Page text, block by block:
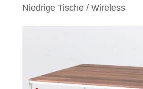
Niedrige Tische/ Wireless